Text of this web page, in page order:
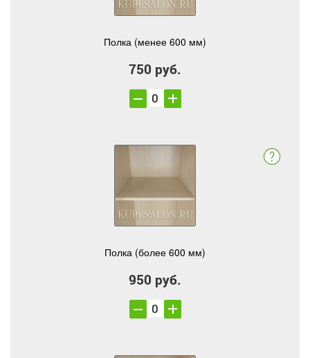
Полка (менее 600 мм)
750 руб.
Полка (более 600 мм)
950 руб.